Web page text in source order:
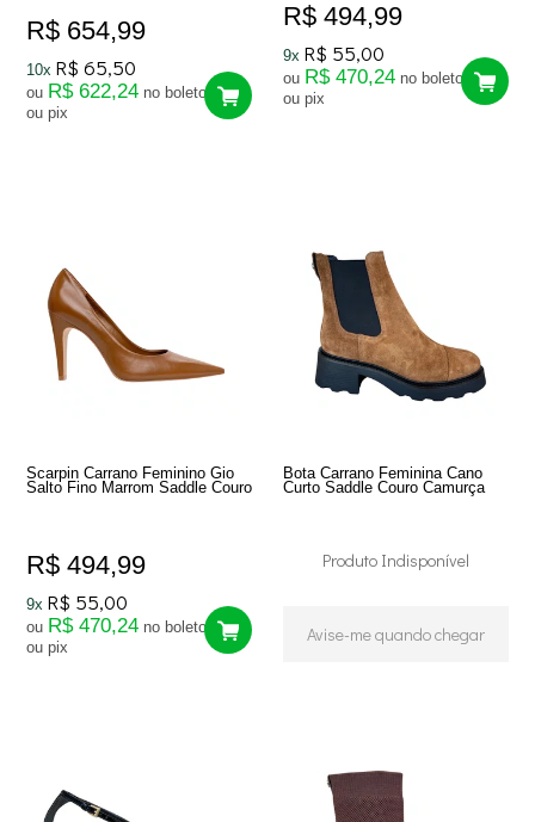
R$ 654,99
10x R$ 65,50
ou R$ 622,24 no boleto
ou pix
R$ 494,99
9x R$ 55,00
ou R$ 470,24 no boleto
ou pix
Scarpin Carrano Feminino Gio
Salto Fino Marrom Saddle Couro
R$ 494,99
9x R$ 55,00
ou R$ 470,24 no boleto
ou pix
Bota Carrano Feminina Cano
Curto Saddle Couro Camurça
Produto Indisponível
Avise-me quando chegar